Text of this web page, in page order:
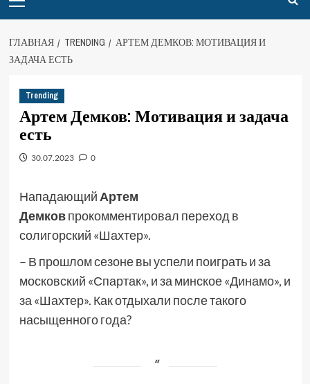
ГЛАВНАЯ TRENDING
АРТЕМ ДЕМКОВ: МОТИВАЦИЯ И
ЗАДАЧА ЕСТЬ
Trending
Артем Демков: Мотивация и задача
есть
30.07.2023 0
Нападающий Артем
Демковпрокомментировал переход в
солигорский «Шахтер».
– В прошлом сезоне вы успели поиграть и за
московский «Спартак», и за минское «Динамо», и
за «Шахтер». Как отдыхали после такого
насыщенного года?